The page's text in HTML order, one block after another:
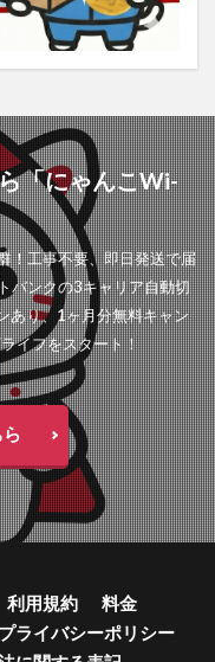
「にゃんこWi-
！工事不要、即日発送で届
バンクの3キャリア自動切
あり、1ヶ月分無料キャン
イフをスタート！
利用規約
料金
プライバシーポリシー